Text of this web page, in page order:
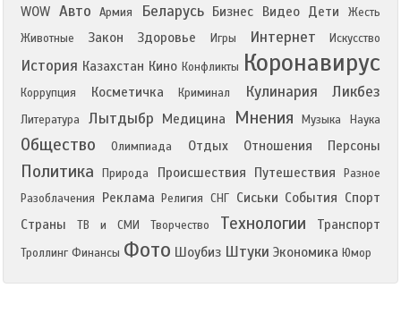
WOW Авто Армия Беларусь Бизнес Видео Дети
Жесть
Животные
Закон Здоровье Игры Интернет Искусство
История Казахстан Кино Конфликты Коронавирус
Коррупция Косметичка Криминал Кулинария Ликбез
Литература Лытдыбр Медицина Мнения Музыка Наука
Общество Олимпиада Отдых Отношения Персоны
Политика Природа Происшествия Путешествия
Разное
Разоблачения
Реклама Религия СНГ Сиськи События Спорт
Страны
ТВ и СМИ Творчество Технологии Транспорт
Троллинг Финансы Фото Шоубиз Штуки Экономика Юмор